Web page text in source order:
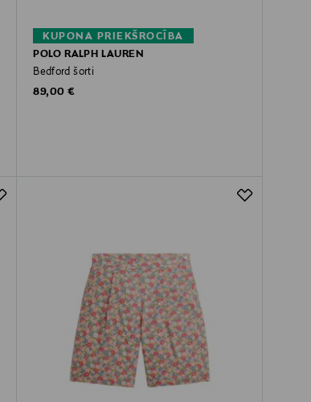
KUPONA PRIEKŠROCĪBA
POLO RALPH LAUREN
Bedford šorti
Original Price
89,00 €